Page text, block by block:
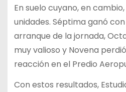
En suelo cuyano, en
unidades. Séptima ganó
arranque de la jornada,
muy valioso y Novena
reacción en el Predio
Con estos resultados,